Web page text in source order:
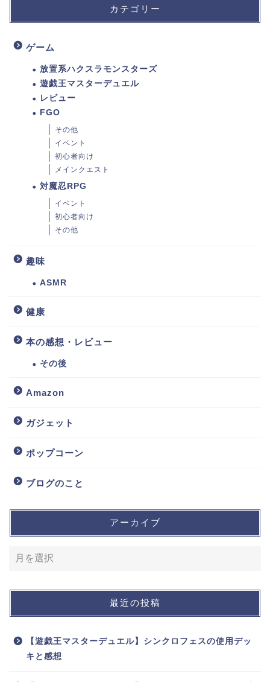
カテゴリー
ゲーム
放置系ハクスラモンスターズ
遊戯王マスターデュエル
レビュー
FGO
その他
イベント
初心者向け
メインクエスト
対魔忍RPG
イベント
初心者向け
その他
趣味
ASMR
健康
本の感想・レビュー
その後
Amazon
ガジェット
ポップコーン
ブログのこと
アーカイブ
最近の投稿
【遊戯王マスターデュエル】シンクロフェスの使用デッ
キと感想